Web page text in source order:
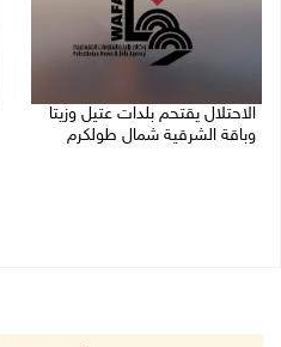
الاحتلال يقتحم بلدات عتيل وزيتا
وباقة الشرقية شمال طولكرم